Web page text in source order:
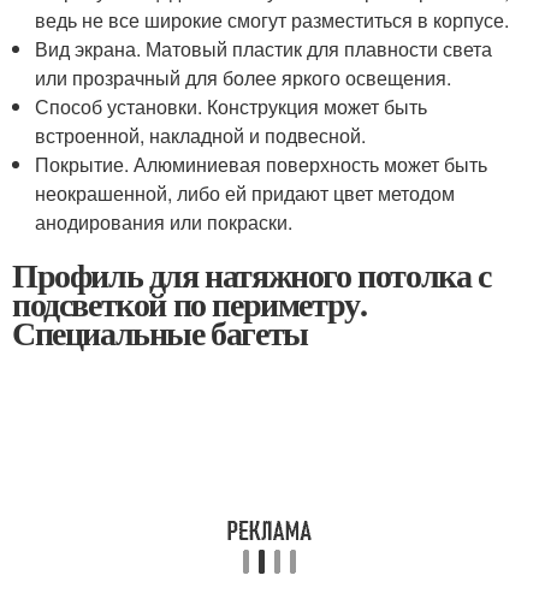
ведь не все широкие смогут разместиться в корпусе.
Вид экрана. Матовый пластик для плавности света
или прозрачный для более яркого освещения.
Способ установки. Конструкция может быть
встроенной, накладной и подвесной.
Покрытие. Алюминиевая поверхность может быть
неокрашенной, либо ей придают цвет методом
анодирования или покраски.
Профиль для натяжного потолка с
подсветкой по периметру.
Специальные багеты